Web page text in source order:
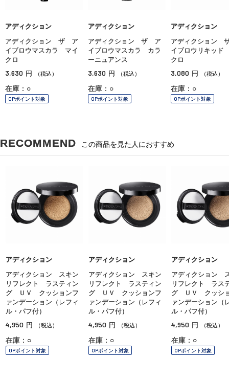
アディクション
アディクション ザ ア
イブロウマスカラ マイ
クロ
3,630 円 （税込）
在庫：○
OPポイント対象
アディクション
アディクション ザ ア
イブロウマスカラ カラ
ーニュアンス
3,630 円 （税込）
在庫：○
OPポイント対象
アディクション
アディクション
イブロウリキッ
クロ
3,080 円 （税込）
在庫：○
OPポイント対象
RECOMMEND この商品を見た人におすすめ
アディクション
アディクション スキン
リフレクト ラスティン
グ ＵＶ クッションフ
ァンデーション（レフィ
ル・パフ付）
4,950 円 （税込）
在庫：○
OPポイント対象
アディクション
アディクション スキン
リフレクト ラスティン
グ ＵＶ クッションフ
ァンデーション（レフィ
ル・パフ付）
4,950 円 （税込）
在庫：○
OPポイント対象
アディクション
アディクション
リフレクト ラス
グ ＵＶ クッシ
ァンデーション（
ル・パフ付）
4,950 円 （税込）
在庫：○
OPポイント対象